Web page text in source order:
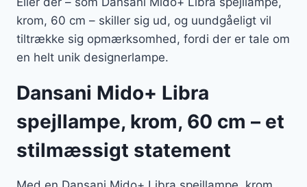
krom, 60 cm – skiller sig ud, og uundgåeligt vil
tiltrække sig opmærksomhed, fordi der er tale om
en helt unik designerlampe.
Dansani Mido+ Libra
spejllampe, krom, 60 cm – et
stilmæssigt statement